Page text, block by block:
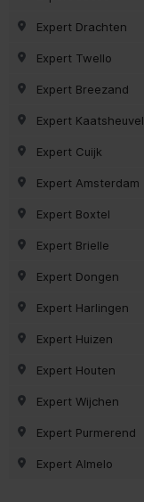
Expert Drachten
Expert Twello
Expert Breezand
Expert Kaatsheuvel
Expert Cuijk
Expert Amsterdam
Expert Boxtel
Expert Brielle
Expert Dongen
Expert Harlingen
Expert Huizen
Expert Houten
Expert Wijchen
Expert Purmerend
Expert Almelo